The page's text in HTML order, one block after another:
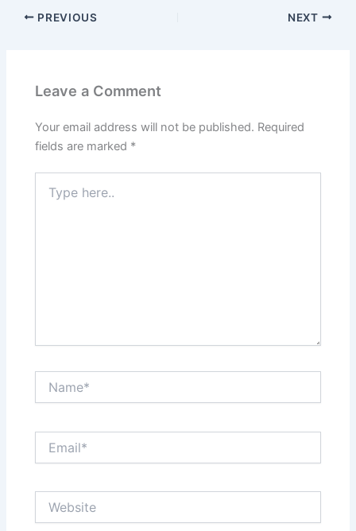
PREVIOUS NEXT
Leave a Comment
Your email address will not be published. Required
fields are marked *
here..